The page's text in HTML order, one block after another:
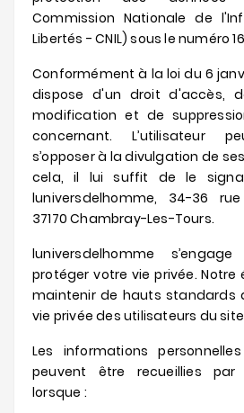
Commission Nationale de
Libertés - CNIL) sous le numéro
Conformément à la loi du 6
dispose d'un droit d'accès,
modification et de
concernant. L’utilisateur
s’opposer à la divulgation de
cela, il lui suffit de le
luniversdelhomme, 34-36
37170 Chambray-Les-Tours.
luniversdelhomme
protéger votre vie privée. Notre
maintenir de hauts standards
vie privée des utilisateurs du
Les informations
peuvent être recueillies par
lorsque :